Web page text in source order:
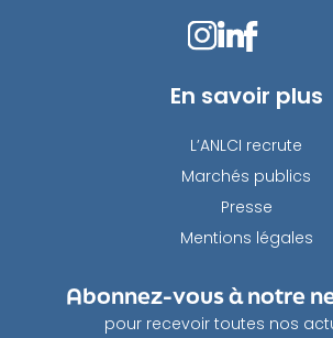
En savoir plus
L’ANLCI recrute
Marchés publics
Presse
Mentions légales
Abonnez-vous à notre
pour recevoir toutes nos